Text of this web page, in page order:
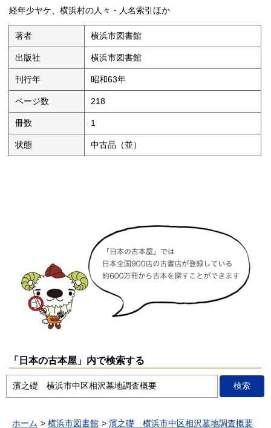
経年少ヤケ、横浜村の人々・人名索引ほか
著者 横浜市図書館
出版社 横浜市図書館
刊行年 昭和63年
ページ数 218
冊数 1
状態 中古品（並）
「日本の古本屋」内で検索する
ホーム 横浜市図書館 濱之礎 横浜市中区相沢墓地調査概要